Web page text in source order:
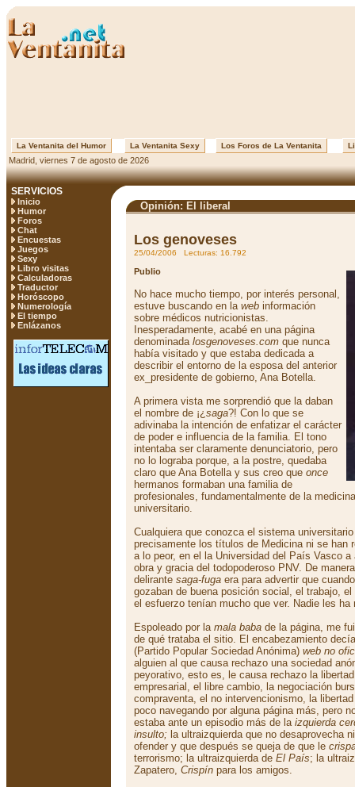
La Ventanita del Humor La Ventanita Sexy Los Foros de La Ventanita
Madrid, viernes 7 de agosto de 2026
SERVICIOS
Inicio
Humor
Foros
Chat
Encuestas
Juegos
Sexy
Libro visitas
Calculadoras
Traductor
Horóscopo
Numerología
El tiempo
Enlázanos
Opinión: El liberal
Los genoveses
25/04/2006 Lecturas: 16.792
Publio
No hace mucho tiempo, por interés personal,
estuve buscando en la web información
sobre médicos nutricionistas.
Inesperadamente, acabé en una página
denominada losgenoveses.com que nunca
había visitado y que estaba dedicada a
describir el entorno de la esposa del anterior
ex_presidente de gobierno, Ana Botella.
A primera vista me sorprendió que la daban
el nombre de ¡¿ saga?! Con lo que se
adivinaba la intención de enfatizar el carácter
de poder e influencia de la familia. El tono
intentaba ser claramente denunciatorio, pero
no lo lograba porque, a la postre, quedaba
claro que Ana Botella y sus creo que once
hermanos formaban una familia de
profesionales, fundamentalmente de la
universitario.
Cualquiera que conozca el sistema
precisamente los títulos de Medicina ni se han
a lo peor, en el la Universidad del País Vasco
obra y gracia del todopoderoso PNV. De
delirante saga-fuga era para advertir que
gozaban de buena posición social, el trabajo,
el esfuerzo tenían mucho que ver. Nadie les ha
Espoleado por la mala baba de la página, me
de qué trataba el sitio. El encabezamiento
(Partido Popular Sociedad Anónima) web no
alguien al que causa rechazo una sociedad
peyorativo, esto es, le causa rechazo la
empresarial, el libre cambio, la negociación
compraventa, el no intervencionismo, la
poco navegando por alguna página más, pero
estaba ante un episodio más de la izquierda
insulto; la ultraizquierda que no desaprovecha
ofender y que después se queja de que le
terrorismo; la ultraizquierda de El País; la
Zapatero, Crispín para los amigos.